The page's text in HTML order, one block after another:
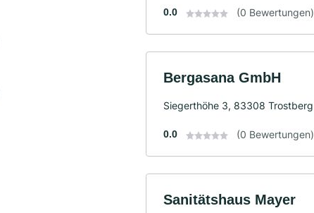
0.0 (0 Bewertungen)
Bergasana GmbH
Siegerthöhe 3, 83308 Trostberg
0.0 (0 Bewertungen)
Sanitätshaus Mayer